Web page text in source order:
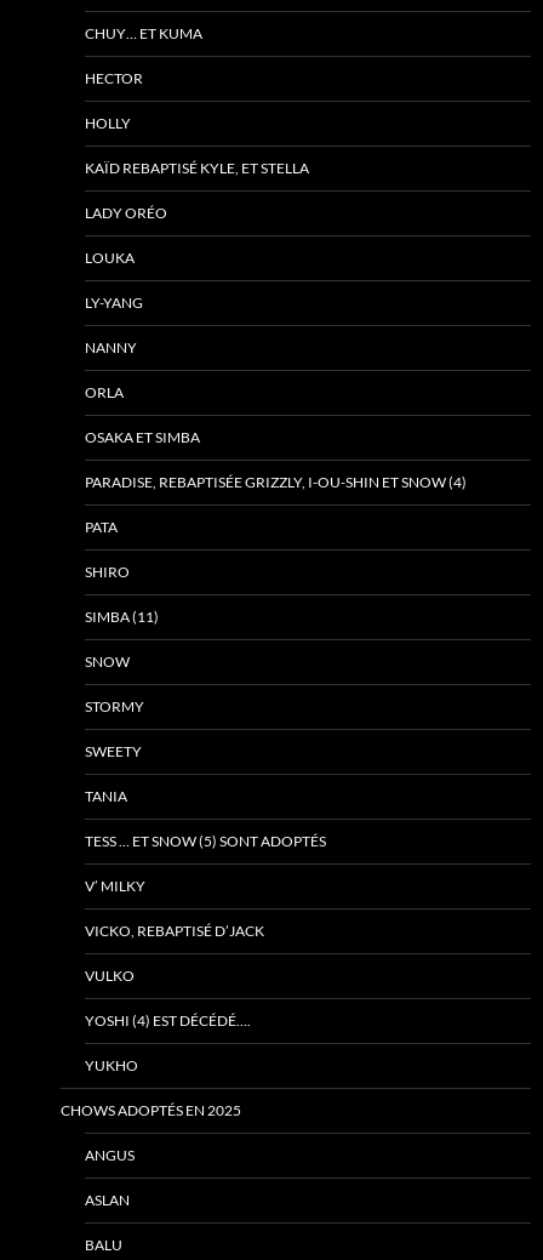
CHUY… ET KUMA
HECTOR
HOLLY
KAÏD REBAPTISÉ KYLE, ET STELLA
LADY ORÉO
LOUKA
LY-YANG
NANNY
ORLA
OSAKA ET SIMBA
PARADISE, REBAPTISÉE GRIZZLY, I-OU-SHIN ET SNOW (4)
PATA
SHIRO
SIMBA (11)
SNOW
STORMY
SWEETY
TANIA
TESS … ET SNOW (5) SONT ADOPTÉS
V’ MILKY
VICKO, REBAPTISÉ D’JACK
VULKO
YOSHI (4) EST DÉCÉDÉ….
YUKHO
CHOWS ADOPTÉS EN 2025
ANGUS
ASLAN
BALU